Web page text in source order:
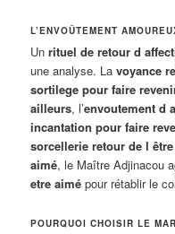
L’ENVOÛTEMENT
Unrituel de retour d
une analyse. Lavoyance
sortilege pour faire
ailleurs, l’envoutement d
incantation pour faire
sorcellerie retour de l
aimé, le Maître Adjinacou
etre aimé pour rétablir le
POURQUOI CHOISIR LE